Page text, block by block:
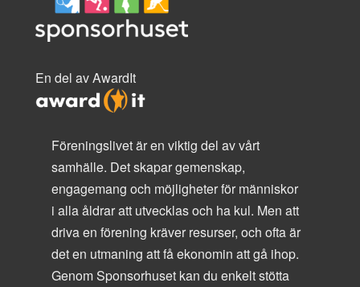
En del av AwardIt
Föreningslivet är en viktig del av vårt
samhälle. Det skapar gemenskap,
engagemang och möjligheter för människor
i alla åldrar att utvecklas och ha kul. Men att
driva en förening kräver resurser, och ofta är
det en utmaning att få ekonomin att gå ihop.
Genom Sponsorhuset kan du enkelt stötta